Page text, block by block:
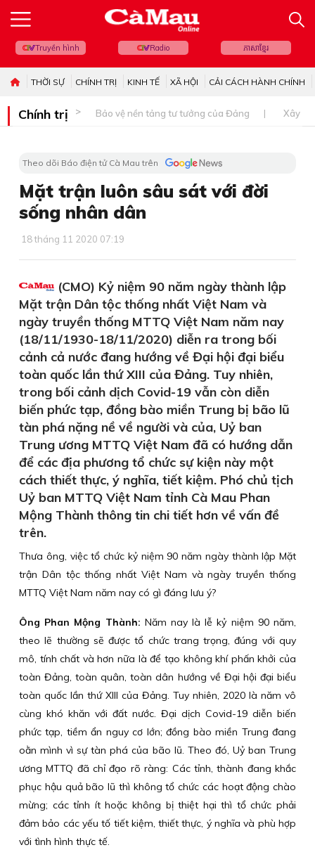
Truyền hình Radio ភាសាខ្មែរ
THỜI SỰ CHÍNH TRỊ KINH TẾ XÃ HỘI CẢI CÁCH HÀNH CHÍNH
Chính trị Bảo vệ nền tảng tư tưởng của Đảng Xây
Theo dõi Báo điện tử Cà Mau trên
Mặt trận luôn sâu sát với đời
sống nhân dân
18 tháng 11 2020 07:19
(CMO) Kỷ niệm 90 năm ngày thành lập
Mặt trận Dân tộc thống nhất Việt Nam và
ngày truyền thống MTTQ Việt Nam năm nay
(18/11/1930-18/11/2020) diễn ra trong bối
cảnh cả nước đang hướng về Đại hội đại biểu
toàn quốc lần thứ XIII của Đảng. Tuy nhiên,
trong bối cảnh dịch Covid-19 vẫn còn diễn
biến phức tạp, đồng bào miền Trung bị bão lũ
tàn phá nặng nề về người và của, Uỷ ban
Trung ương MTTQ Việt Nam đã có hướng dẫn
để các địa phương tổ chức sự kiện này một
cách thiết thực, ý nghĩa, tiết kiệm. Phó chủ tịch
Uỷ ban MTTQ Việt Nam tỉnh Cà Mau Phan
Mộng Thành thông tin chi tiết hơn về vấn đề
trên.
Thưa ông, việc tổ chức kỷ niệm 90 năm ngày thành lập Mặt
trận Dân tộc thống nhất Việt Nam và ngày truyền thống
MTTQ Việt Nam năm nay có gì đáng lưu ý?
Ông Phan Mộng Thành: Năm nay là lễ kỷ niệm 90 năm,
theo lẽ thường sẽ được tổ chức trang trọng, đúng với quy
mô, tính chất và hơn nữa là để tạo không khí phấn khởi của
toàn Đảng, toàn quân, toàn dân hướng về Đại hội đại biểu
toàn quốc lần thứ XIII của Đảng. Tuy nhiên, 2020 là năm vô
cùng khó khăn với đất nước. Đại dịch Covid-19 diễn biến
phức tạp, tiềm ẩn nguy cơ lớn; đồng bào miền Trung đang
oằn mình vì sự tàn phá của bão lũ. Theo đó, Uỷ ban Trung
ương MTTQ đã chỉ đạo rõ ràng: Các tỉnh, thành đang khắc
phục hậu quả bão lũ thì không tổ chức các hoạt động chào
mừng; các tỉnh ít hoặc không bị thiệt hại thì tổ chức phải
đảm bảo các yếu tố tiết kiệm, thiết thực, ý nghĩa và phù hợp
với tình hình thực tế.